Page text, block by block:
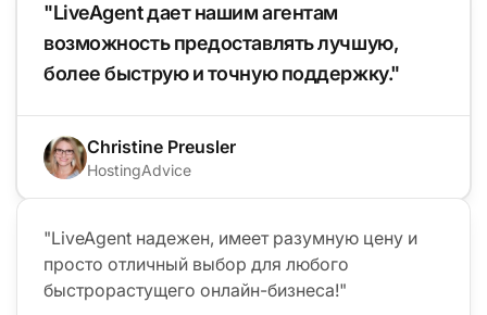
"LiveAgent дает нашим агентам
возможность предоставлять лучшую,
более быструю и точную поддержку."
Christine Preusler
HostingAdvice
"LiveAgent надежен, имеет разумную цену и
просто отличный выбор для любого
быстрорастущего онлайн-бизнеса!"